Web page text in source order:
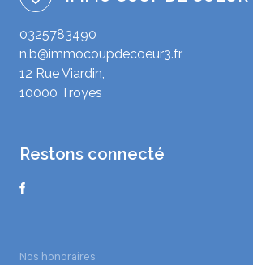
0325783490
n.b@immocoupdecoeur3.fr
12 Rue Viardin,
10000 Troyes
restons connecté
Nos honoraires